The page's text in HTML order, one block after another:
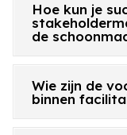
Hoe kun je
de
Wie zijn de
binnen